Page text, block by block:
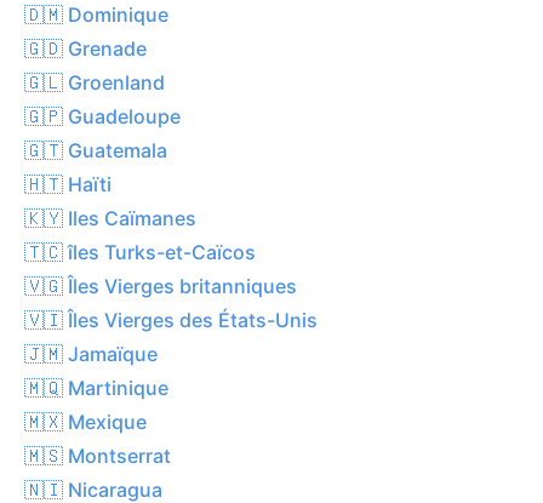
🇩🇲 Dominique
🇬🇩 Grenade
🇬🇱 Groenland
🇬🇵 Guadeloupe
🇬🇹 Guatemala
🇭🇹 Haïti
🇰🇾 Iles Caïmanes
🇹🇨 îles Turks-et-Caïcos
🇻🇬 Îles Vierges britanniques
🇻🇮 Îles Vierges des États-Unis
🇯🇲 Jamaïque
🇲🇶 Martinique
🇲🇽 Mexique
🇲🇸 Montserrat
🇳🇮 Nicaragua